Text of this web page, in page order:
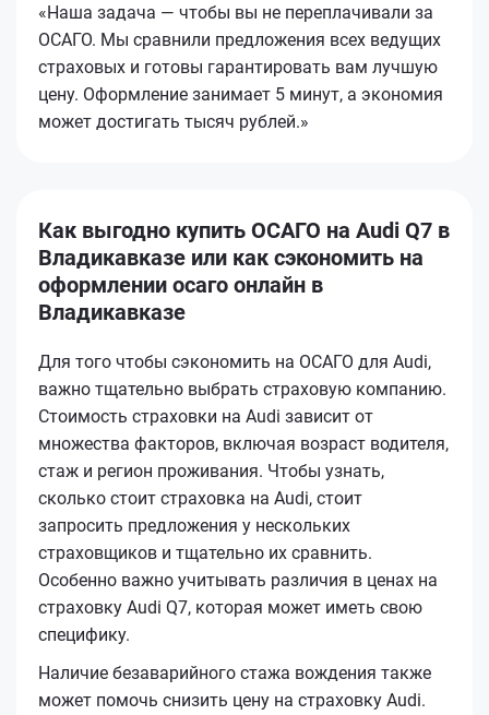
«Наша задача — чтобы вы не переплачивали за
ОСАГО. Мы сравнили предложения всех ведущих
страховых и готовы гарантировать вам лучшую
цену. Оформление занимает 5 минут, а экономия
может достигать тысяч рублей.»
Как выгодно купить ОСАГО на Audi Q7 в
Владикавказе или как сэкономить на
оформлении осаго онлайн в
Владикавказе
Для того чтобы сэкономить на ОСАГО для Audi,
важно тщательно выбрать страховую компанию.
Стоимость страховки на Audi зависит от
множества факторов, включая возраст водителя,
стаж и регион проживания. Чтобы узнать,
сколько стоит страховка на Audi, стоит
запросить предложения у нескольких
страховщиков и тщательно их сравнить.
Особенно важно учитывать различия в ценах на
страховку Audi Q7, которая может иметь свою
специфику.
Наличие безаварийного стажа вождения также
может помочь снизить цену на страховку Audi.